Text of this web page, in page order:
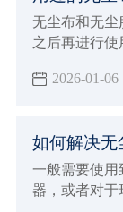
无尘布和无
之后再进行使
家一下，让大
2026-01-06
如何解决无
一般需要使用
器，或者对于